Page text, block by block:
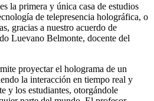
la primera y única casa de estudios
de telepresencia holográfica, o
gracias a nuestro acuerdo de
Luevano Belmonte, docente del
proyectar el holograma de un
la interacción en tiempo real y
y los estudiantes, otorgándole